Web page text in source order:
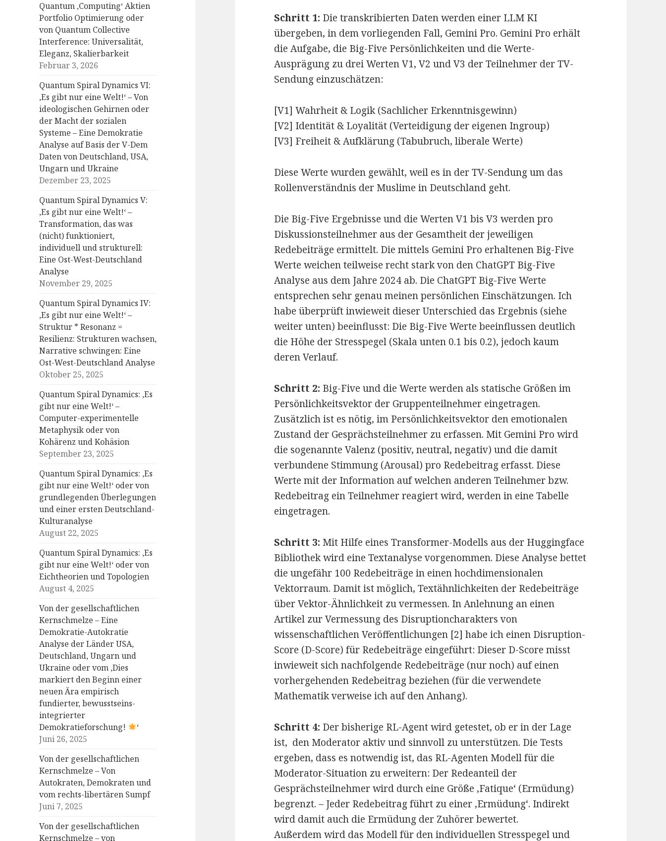
Quantum ‚Computing‘ Aktien
Portfolio Optimierung oder
von Quantum Collective
Interference: Universalität,
Eleganz, Skalierbarkeit
Februar 3, 2026
Quantum Spiral Dynamics VI:
‚Es gibt nur eine Welt!‘ – Von
ideologischen Gehirnen oder
der Macht der sozialen
Systeme – Eine Demokratie
Analyse auf Basis der V-Dem
Daten von Deutschland, USA,
Ungarn und Ukraine
Dezember 23, 2025
Quantum Spiral Dynamics V:
‚Es gibt nur eine Welt!‘ –
Transformation, das was
(nicht) funktioniert,
individuell und strukturell:
Eine Ost-West-Deutschland
Analyse
November 29, 2025
Quantum Spiral Dynamics IV:
‚Es gibt nur eine Welt!‘ –
Struktur * Resonanz =
Resilienz: Strukturen wachsen,
Narrative schwingen: Eine
Ost-West-Deutschland Analyse
Oktober 25, 2025
Quantum Spiral Dynamics: ‚Es
gibt nur eine Welt!‘ –
Computer-experimentelle
Metaphysik oder von
Kohärenz und Kohäsion
September 23, 2025
Quantum Spiral Dynamics: ‚Es
gibt nur eine Welt!‘ oder von
grundlegenden Überlegungen
und einer ersten Deutschland-
Kulturanalyse
August 22, 2025
Quantum Spiral Dynamics: ‚Es
gibt nur eine Welt!‘ oder von
Eichtheorien und Topologien
August 4, 2025
Von der gesellschaftlichen
Kernschmelze – Eine
Demokratie-Autokratie
Analyse der Länder USA,
Deutschland, Ungarn und
Ukraine oder vom ‚Dies
markiert den Beginn einer
neuen Ära empirisch
fundierter, bewusstseins-
integrierter
Demokratieforschung!
‘
Juni 26, 2025
Von der gesellschaftlichen
Kernschmelze – Von
Autokraten, Demokraten und
vom rechts-libertären Sumpf
Juni 7, 2025
Von der gesellschaftlichen
Kernschmelze – von
Schritt 1: Die transkribierten Daten werden einer LLM KI
übergeben, in dem vorliegenden Fall, Gemini Pro. Gemini Pro erhält
die Aufgabe, die Big-Five Persönlichkeiten und die Werte-
Ausprägung zu drei Werten V1, V2 und V3 der Teilnehmer der TV-
Sendung einzuschätzen:
[V1] Wahrheit & Logik (Sachlicher Erkenntnisgewinn)
[V2] Identität & Loyalität (Verteidigung der eigenen Ingroup)
[V3] Freiheit & Aufklärung (Tabubruch, liberale Werte)
Diese Werte wurden gewählt, weil es in der TV-Sendung um das
Rollenverständnis der Muslime in Deutschland geht.
Die Big-Five Ergebnisse und die Werten V1 bis V3 werden pro
Diskussionsteilnehmer aus der Gesamtheit der jeweiligen
Redebeiträge ermittelt. Die mittels Gemini Pro erhaltenen Big-Five
Werte weichen teilweise recht stark von den ChatGPT Big-Five
Analyse aus dem Jahre 2024 ab. Die ChatGPT Big-Five Werte
entsprechen sehr genau meinen persönlichen Einschätzungen. Ich
habe überprüft inwieweit dieser Unterschied das Ergebnis (siehe
weiter unten) beeinflusst: Die Big-Five Werte beeinflussen deutlich
die Höhe der Stresspegel (Skala unten 0.1 bis 0.2), jedoch kaum
deren Verlauf.
Schritt 2: Big-Five und die Werte werden als statische Größen im
Persönlichkeitsvektor der Gruppenteilnehmer eingetragen.
Zusätzlich ist es nötig, im Persönlichkeitsvektor den emotionalen
Zustand der Gesprächsteilnehmer zu erfassen. Mit Gemini Pro wird
die sogenannte Valenz (positiv, neutral, negativ) und die damit
verbundene Stimmung (Arousal) pro Redebeitrag erfasst. Diese
Werte mit der Information auf welchen anderen Teilnehmer bzw.
Redebeitrag ein Teilnehmer reagiert wird, werden in eine Tabelle
eingetragen.
Schritt 3: Mit Hilfe eines Transformer-Modells aus der Huggingface
Bibliothek wird eine Textanalyse vorgenommen. Diese Analyse bettet
die ungefähr 100 Redebeiträge in einen hochdimensionalen
Vektorraum. Damit ist möglich, Textähnlichkeiten der Redebeiträge
über Vektor-Ähnlichkeit zu vermessen. In Anlehnung an einen
Artikel zur Vermessung des Disruptioncharakters von
wissenschaftlichen Veröffentlichungen [2] habe ich einen Disruption-
Score (D-Score) für Redebeiträge eingeführt: Dieser D-Score misst
inwieweit sich nachfolgende Redebeiträge (nur noch) auf einen
vorhergehenden Redebeitrag beziehen (für die verwendete
Mathematik verweise ich auf den Anhang).
Schritt 4: Der bisherige RL-Agent wird getestet, ob er in der Lage
ist, den Moderator aktiv und sinnvoll zu unterstützen. Die Tests
ergeben, dass es notwendig ist, das RL-Agenten Modell für die
Moderator-Situation zu erweitern: Der Redeanteil der
Gesprächsteilnehmer wird durch eine Größe ‚Fatique‘ (Ermüdung)
begrenzt. – Jeder Redebeitrag führt zu einer ‚Ermüdung‘. Indirekt
wird damit auch die Ermüdung der Zuhörer bewertet.
Außerdem wird das Modell für den individuellen Stresspegel und